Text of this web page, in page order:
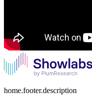
home.footer.description